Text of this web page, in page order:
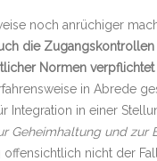
noch anrüchiger
die
Normen verpflichtet
in Abrede
Integration in einer
Geheimhaltung und
offensichtlich nicht der